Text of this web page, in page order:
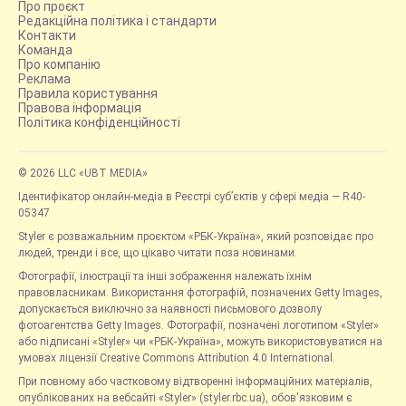
Про проєкт
Редакційна політика і стандарти
Контакти
Команда
Про компанію
Реклама
Правила користування
Правова інформація
Політика конфіденційності
© 2026 LLC «UBT MEDIA»
Ідентифікатор онлайн-медіа в Реєстрі суб’єктів у сфері медіа — R40-
05347
Styler є розважальним проєктом «РБК-Україна», який розповідає про
людей, тренди і все, що цікаво читати поза новинами.
Фотографії, ілюстрації та інші зображення належать їхнім
правовласникам. Використання фотографій, позначених Getty Images,
допускається виключно за наявності письмового дозволу
фотоагентства Getty Images. Фотографії, позначені логотипом «Styler»
або підписані «Styler» чи «РБК-Україна», можуть використовуватися на
умовах ліцензії Creative Commons Attribution 4.0 International.
При повному або частковому відтворенні інформаційних матеріалів,
опублікованих на вебсайті «Styler» (styler.rbc.ua), обов'язковим є